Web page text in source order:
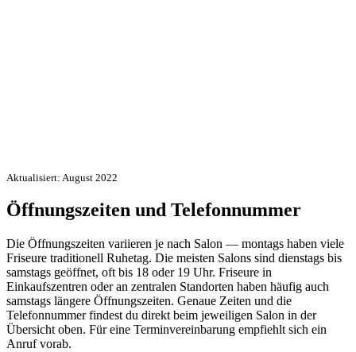
Aktualisiert: August 2022
Öffnungszeiten und Telefonnummer
Die Öffnungszeiten variieren je nach Salon — montags haben viele
Friseure traditionell Ruhetag. Die meisten Salons sind dienstags bis
samstags geöffnet, oft bis 18 oder 19 Uhr. Friseure in
Einkaufszentren oder an zentralen Standorten haben häufig auch
samstags längere Öffnungszeiten. Genaue Zeiten und die
Telefonnummer findest du direkt beim jeweiligen Salon in der
Übersicht oben. Für eine Terminvereinbarung empfiehlt sich ein
Anruf vorab.